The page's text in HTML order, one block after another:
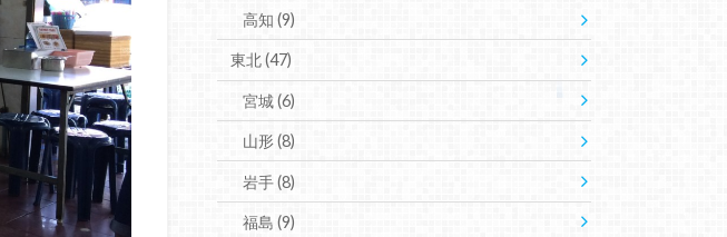
高知(9)
東北(47)
宮城(6)
山形(8)
岩手(8)
福島(9)